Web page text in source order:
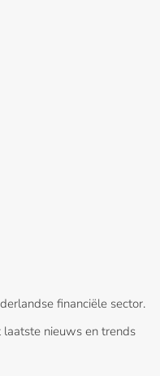
financiële sector.
nieuws en trends